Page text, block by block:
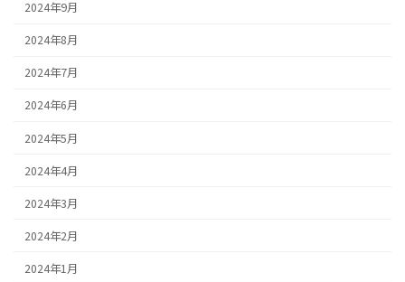
2024年9月
2024年8月
2024年7月
2024年6月
2024年5月
2024年4月
2024年3月
2024年2月
2024年1月